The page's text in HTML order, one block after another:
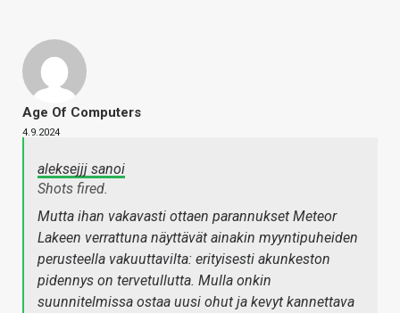
Age Of Computers
4.9.2024
aleksejjj sanoi
Shots fired.
Mutta ihan vakavasti ottaen parannukset Meteor
Lakeen verrattuna näyttävät ainakin myyntipuheiden
perusteella vakuuttavilta: erityisesti akunkeston
pidennys on tervetullutta. Mulla onkin
suunnitelmissa ostaa uusi ohut ja kevyt kannettava